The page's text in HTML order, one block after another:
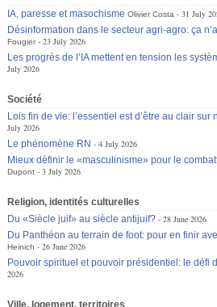
IA, paresse et masochisme Olivier Costa
31 July
Désinformation dans le secteur agri-agro: ça
Fougier
23 July 2026
Les progrès de l’IA mettent en tension les
July 2026
Société
Lois fin de vie: l’essentiel est d’être au clair sur
July 2026
Le phénomène RN
4 July 2026
Mieux définir le «masculinisme» pour le
Dupont
3 July 2026
Religion, identités culturelles
Du «Siècle juif» au siècle antijuif?
28 June 2026
Du Panthéon au terrain de foot: pour en finir
Heinich
26 June 2026
Pouvoir spirituel et pouvoir présidentiel: le défi
2026
Ville, logement, territoires